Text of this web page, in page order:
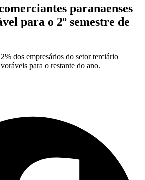
paranaenses
para o 2º semestre de
dos empresários do setor terciário
para o restante do ano.